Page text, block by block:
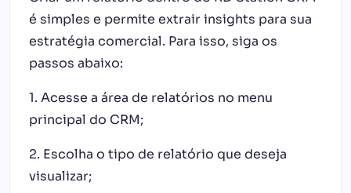
é simples e permite extrair insights para sua
estratégia comercial. Para isso, siga os
passos abaixo:
1. Acesse a área de relatórios no menu
principal do CRM;
2. Escolha o tipo de relatório que deseja
visualizar;